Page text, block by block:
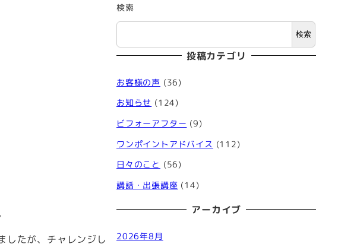
したが、チャレンジし
検索
検索
投稿カテゴリ
お客様の声 (36)
お知らせ (124)
ビフォーアフター (9)
ワンポイントアドバイス (112)
日々のこと (56)
講話・出張講座 (14)
アーカイブ
2026年8月